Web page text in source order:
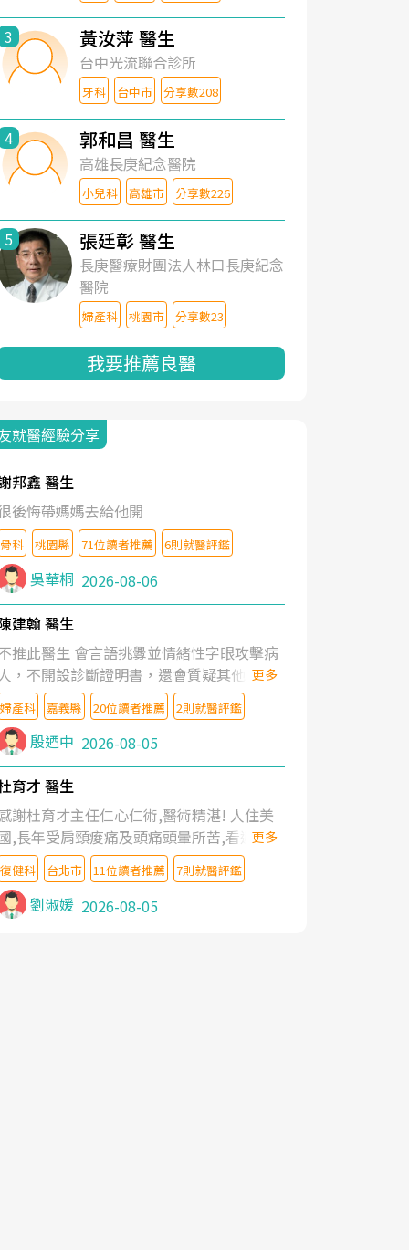
3 黃汝萍 醫生
台中光流聯合診所
牙科 台中市 分享數208
4 郭和昌 醫生
高雄長庚紀念醫院
小兒科 高雄市 分享數226
5 張廷彰 醫生
長庚醫療財團法人林口長庚紀念
醫院
婦產科 桃園市 分享數23
我要推薦良醫
就醫經驗分享
邦鑫 醫生
後悔帶媽媽去給他開
骨科 桃園縣 71位讀者推薦 6則就醫評鑑
吳華桐 2026-08-06
建翰 醫生
推此醫生 會言語挑釁並情緒性字眼攻擊病
，不開設診斷證明書，還會質疑其他醫生
判斷！
更多
婦產科 嘉義縣 20位讀者推薦 2則就醫評鑑
殷迺中 2026-08-05
育才 醫生
謝杜育才主任仁心仁術,醫術精湛! 人住美
,長年受肩頸痠痛及頭痛頭暈所苦,看遍名醫
授,做了各種檢查,也嘗試過西醫打針,中醫
灸及物理徒手治療都沒有用,後來連吃到嗎
類止痛藥都效果有限,只是壓症狀,沒多久就
起來,多年失眠嚴重影響生活品質. 台灣親
更多
復健科 台北市 11位讀者推薦 7則就醫評鑑
劉淑媛 2026-08-05